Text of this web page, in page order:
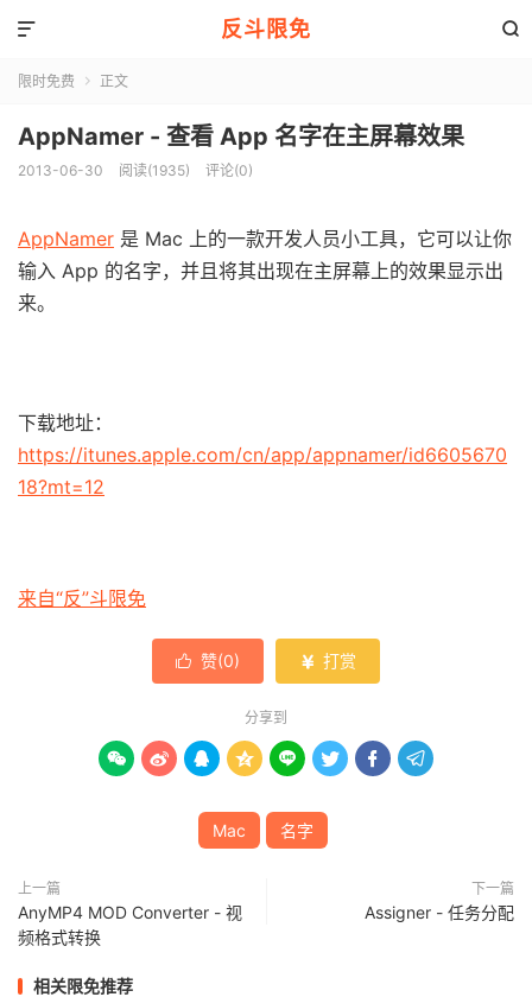
反斗限免 

限时免费  正文
AppNamer - 查看 App 名字在主屏幕效果
2013-06-30 阅读(1935) 评论(0)
AppNamer 是 Mac 上的一款开发人员小工具，它可以让你
输入 App 的名字，并且将其出现在主屏幕上的效果显示出
来。
下载地址：
https://itunes.apple.com/cn/app/appnamer/id6605670
18?mt=12
来自“反”斗限免
 赞(0)  打赏
分享到
       
Mac 名字
上一篇
AnyMP4 MOD Converter - 视
频格式转换
下一篇
Assigner - 任务分配
相关限免推荐